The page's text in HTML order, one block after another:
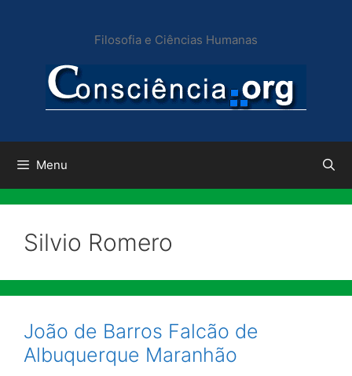
conteúdo
Filosofia e Ciências Humanas
Menu
Silvio Romero
João de Barros Falcão de
Albuquerque Maranhão